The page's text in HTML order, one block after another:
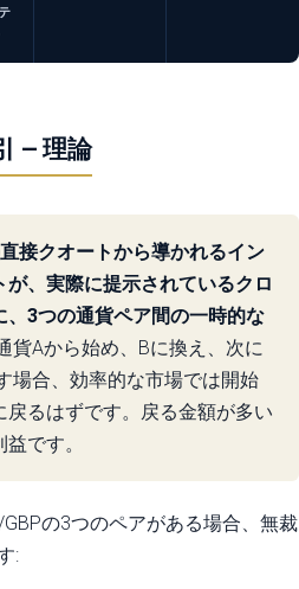
— 理論
接クオートから導かれるイン
、実際に提示されているクロ
、3つの通貨ペア間の一時的な
貨Aから始め、Bに換え、次に
場合、効率的な市場では開始
るはずです。戻る金額が多い
です。
GBPの3つのペアがある場合、無裁
: